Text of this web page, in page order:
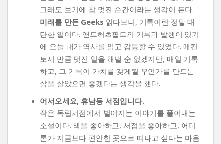
그래도 보기에 참 멋진 순간이라는 생각이 든다.
미래를 만든 Geeks 읽다보니, 기록이란 정말 대
단한 일이다. 앤드허츠필드의 기록과 발행이 있기
에 오늘 내가 역사를 읽고 감동할 수 있었다. 매킨
토시 만큼 멋진 일을 해낼 순 없겠지만, 매일 기록
하고, 그 기록이 가치를 갖게될 무언가를 만드는
삶을 살았으면 좋겠다는 생각을 했다.
어서오세요, 휴남동 서점입니다.
작은 독립서점에서 벌어지는 이야기를 풀어내는
소설이다. 책을 좋아하고, 서점을 좋아하고, 어디
론가 지금보다 편안한 곳으로 떠나고 싶다는 마음